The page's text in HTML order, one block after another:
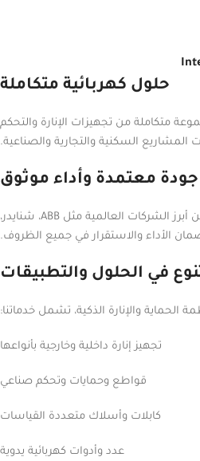
حلول كهربائية متكاملة
متكاملة من تجهيزات الإنارة والتحكم
المشاريع السكنية والتجارية والصناعية.
جودة معتمدة وأداء موثوق
نوفّر منتجات عالية الجودة من أبرز الشركات العالمية مثل ABB، شنايدر،
لضمان الأداء والاستقرار في جميع الظروف.
في الحلول والتطبيقات
الحماية والإنارة الذكية، تشمل خدماتنا:
تجهيز إنارة داخلية وخارجية بأنواعها
قواطع وحمايات وتحكم صناعي
كابلات وأسلاك متعددة القياسات
عدد وأدوات كهربائية يدوية